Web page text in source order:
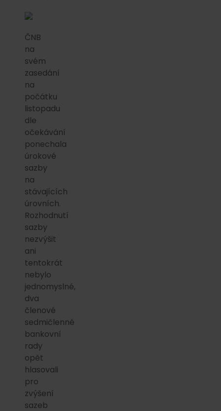
ČNB
na
svém
zasedání
na
počátku
listopadu
dle
očekávání
ponechala
úrokové
sazby
na
stávajících
úrovních.
Rozhodnutí
sazby
nezvýšit
ani
tentokrát
nebylo
jednomyslné,
dva
členové
sedmičlenné
bankovní
rady
opět
hlasovali
pro
zvýšení
sazeb